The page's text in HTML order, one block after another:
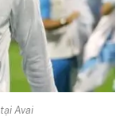
Avai